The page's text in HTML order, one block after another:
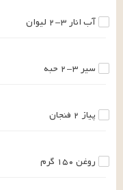
آب انار ۲-۳ لیوان
سیر ۲-۳ حبه
پیاز ۲ فنجان
روغن ۱۵۰ گرم